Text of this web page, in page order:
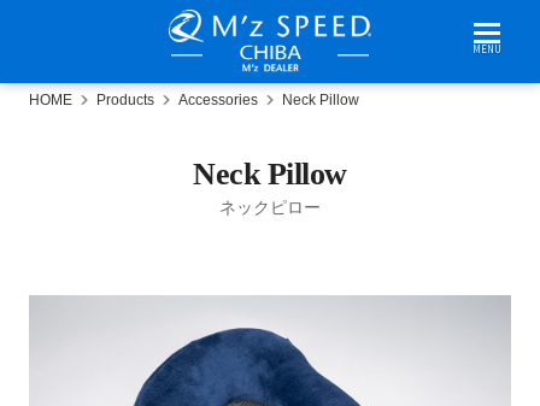
MENU
HOME Products Accessories Neck Pillow
Neck Pillow
ネックピロー